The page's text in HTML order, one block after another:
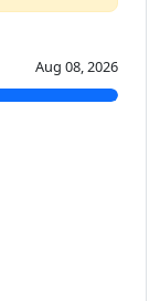
Aug 08, 2026